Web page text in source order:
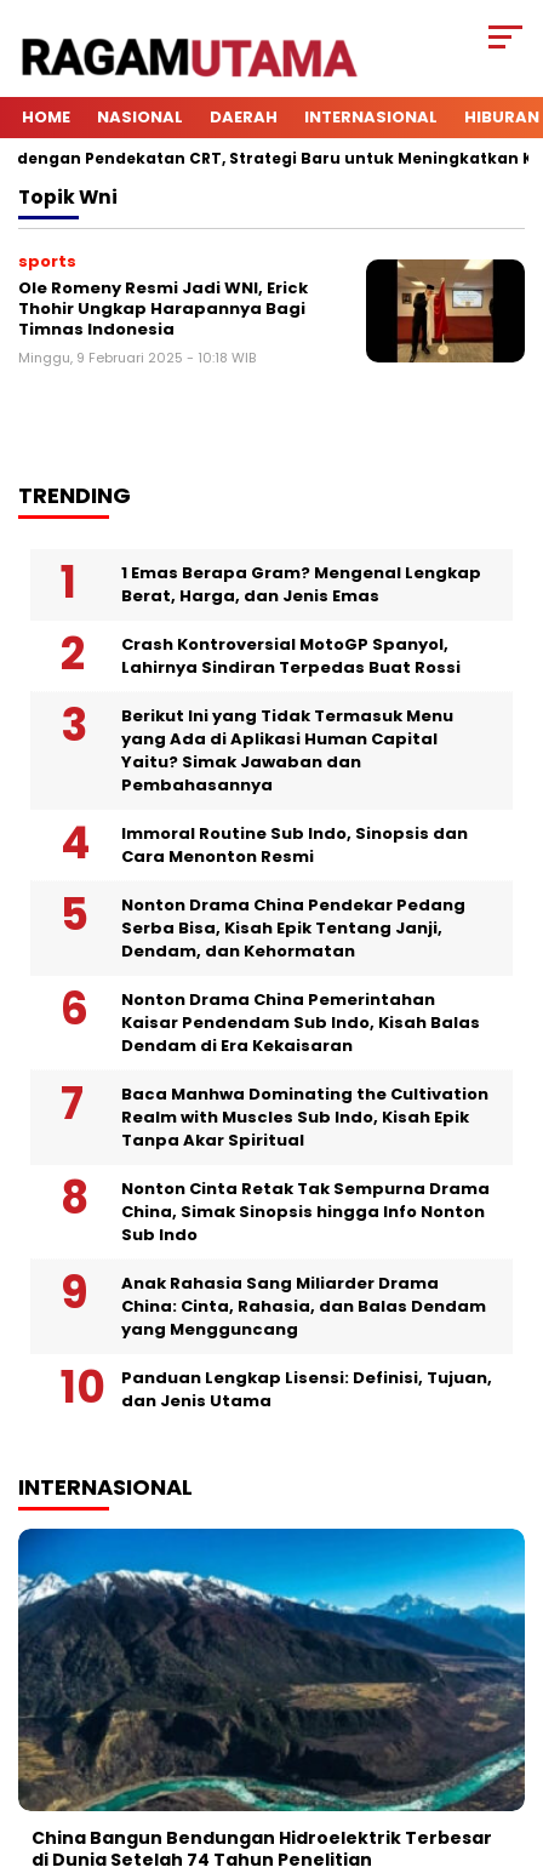
HOME NASIONAL DAERAH INTERNASIONAL HIBURAN
Pendekatan CRT, Strategi Baru untuk Meningkatkan
TopikWni
sports
Ole Romeny Resmi Jadi WNI, Erick
Thohir Ungkap Harapannya Bagi
Timnas Indonesia
Minggu, 9 Februari 2025 - 10:18 WIB
TRENDING
1 Emas Berapa Gram? Mengenal Lengkap
Berat, Harga, dan Jenis Emas
Crash Kontroversial MotoGP Spanyol,
Lahirnya Sindiran Terpedas Buat Rossi
Berikut Ini yang Tidak Termasuk Menu
yang Ada di Aplikasi Human Capital
Yaitu? Simak Jawaban dan
Pembahasannya
Immoral Routine Sub Indo, Sinopsis dan
Cara Menonton Resmi
Nonton Drama China Pendekar Pedang
Serba Bisa, Kisah Epik Tentang Janji,
Dendam, dan Kehormatan
Nonton Drama China Pemerintahan
Kaisar Pendendam Sub Indo, Kisah Balas
Dendam di Era Kekaisaran
Baca Manhwa Dominating the Cultivation
Realm with Muscles Sub Indo, Kisah Epik
Tanpa Akar Spiritual
Nonton Cinta Retak Tak Sempurna Drama
China, Simak Sinopsis hingga Info Nonton
Sub Indo
Anak Rahasia Sang Miliarder Drama
China: Cinta, Rahasia, dan Balas Dendam
yang Mengguncang
Panduan Lengkap Lisensi: Definisi, Tujuan,
dan Jenis Utama
INTERNASIONAL
China Bangun Bendungan Hidroelektrik Terbesar
di Dunia Setelah 74 Tahun Penelitian